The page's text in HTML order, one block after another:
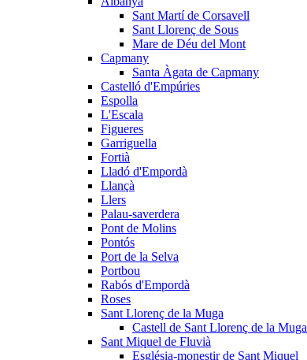
Sant Martí de Corsavell
Sant Llorenç de Sous
Mare de Déu del Mont
Capmany
Santa Àgata de Capmany
Castelló d'Empúries
Espolla
L'Escala
Figueres
Garriguella
Fortià
Lladó d'Empordà
Llançà
Llers
Palau-saverdera
Pont de Molins
Pontós
Port de la Selva
Portbou
Rabós d'Empordà
Roses
Sant Llorenç de la Muga
Castell de Sant Llorenç de la Muga
Sant Miquel de Fluvià
Església-monestir de Sant Miquel